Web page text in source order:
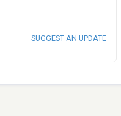
SUGGEST AN UPDATE